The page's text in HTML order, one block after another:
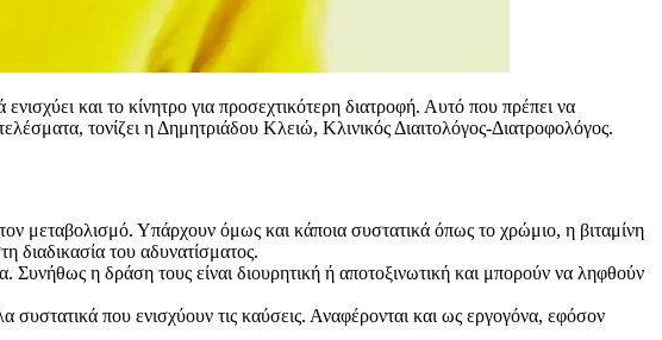
και το κίνητρο για προσεχτικότερη διατροφή. Αυτό που πρέπει να
τονίζει η Δημητριάδου Κλειώ, Κλινικός Διαιτολόγος-Διατροφολόγος.
μεταβολισμό. Υπάρχουν όμως και κάποια συστατικά όπως το χρώμιο, η βιταμίνη
διαδικασία του αδυνατίσματος.
η δράση τους είναι διουρητική ή αποτοξινωτική και μπορούν να ληφθούν
συστατικά που ενισχύουν τις καύσεις. Αναφέρονται και ως εργογόνα, εφόσον